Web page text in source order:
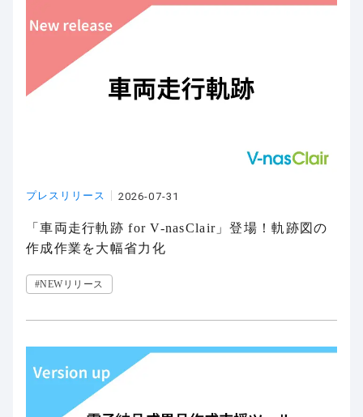
プレスリリース 2026-07-31
「車両走行軌跡 for V-nasClair」登場！軌跡図の
作成作業を大幅省力化
#NEWリリース